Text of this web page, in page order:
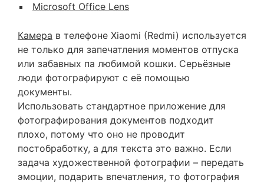
Microsoft Office Lens
Камера в телефоне Xiaomi (Redmi) используется
не только для запечатления моментов отпуска
или забавных па любимой кошки. Серьёзные
люди фотографируют с её помощью
документы.
Использовать стандартное приложение для
фотографирования документов подходит
плохо, потому что оно не проводит
постобработку, а для текста это важно. Если
задача художественной фотографии – передать
эмоции, подарить впечатления, то фотография